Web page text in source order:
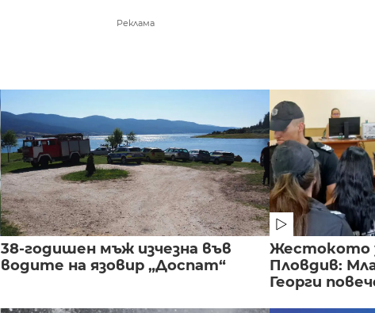
Реклама
38-годишен мъж изчезна във
водите на язовир „Доспат“
Жестокото
Пловдив:
Георги